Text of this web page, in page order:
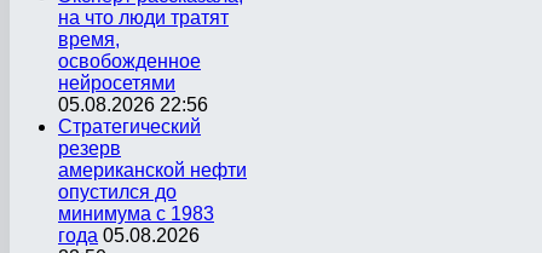
на что люди тратят
время,
освобожденное
нейросетями
05.08.2026 22:56
Стратегический
резерв
американской нефти
опустился до
минимума с 1983
года 05.08.2026